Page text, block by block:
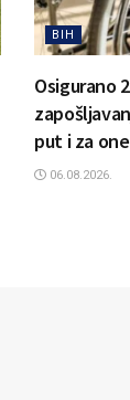
BIH
Osigurano
put i za
06.08.2026.